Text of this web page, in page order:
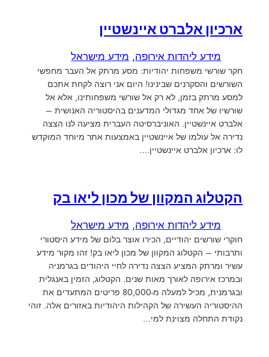
ארכיון אלברט איינשטיין
מידע ליהדות אירופה, מידע מישראל
חקר שורשי משפחות יהודיות: מסע מרתק אל העבר מחפשי
השורשים והסקרנים שבינינו! היום אני רוצה לקחת אתכם
למסע מרתק בזמן, לא רק אל שורשי משפחותינו, אלא אל
שורשיו של אחד מגדולי המדענים בהיסטוריה האנושית –
אלברט איינשטיין. האוניברסיטה העברית מציעה לנו הצצה
נדירה אל עולמו של איינשטיין באמצעות אתר מיוחד המוקדש
לו: ארכיון אלברט איינשטיין.…
הקטלוג המקוון של מכון ליאו בק
מידע ליהדות אירופה, מידע מישראל
חוקרי שורשים יהודיים, הכירו אוצר בלום של מידע היסטורי
ותרבותי – הקטלוג המקוון של מכון ליאו בק! זהו מקור מידע
עשיר ומרתק המציע הצצה נדירה לחיי היהודים בגרמניה
ובמרכז אירופה לאורך מאות שנים. הקטלוג, הזמין באנגלית
ובגרמנית, מכיל למעלה מ-80,000 פריטים המתעדים את
ההיסטוריה העשירה של הקהילות היהודיות באזורים אלה. זוהי
נקודת התחלה מצוינת למי…